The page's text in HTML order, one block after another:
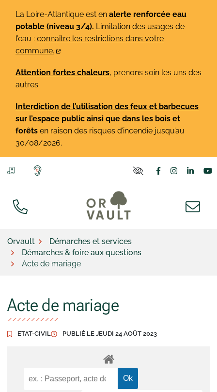
contenu
La Loire-Atlantique est en alerte renforcée eau
potable (niveau 3/4). Limitation des usages de
l’eau : connaître les restrictions dans votre
commune.
Attention fortes chaleurs, prenons soin les uns des
autres.
Interdiction de l’utilisation des feux et barbecues
sur l’espace public ainsi que dans les bois et
forêts en raison des risques d’incendie jusqu’au
30/08/2026.
Lien vers le
Lien vers
Lien
Orvault
Démarches et services
Démarches & foire aux questions
Acte de mariage
Acte de mariage
ETAT-CIVIL PUBLIÉ LE JEUDI 24 AOÛT 2023